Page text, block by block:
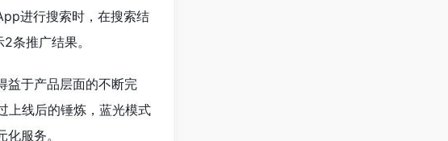
进行搜索时，在搜索结
条推广结果。
益于产品层面的不断完
上线后的锤炼，蓝光模式
服务。